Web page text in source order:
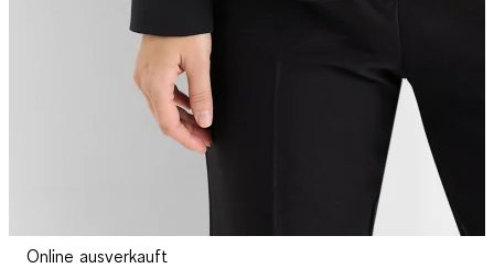
Online ausverkauft